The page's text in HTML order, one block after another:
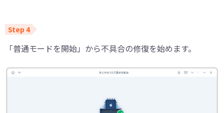
「普通モードを開始」から不具合の修復を始めます。